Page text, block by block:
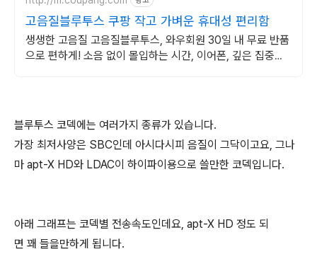
고음질블루투스 쿠팡 작고 가벼운 휴대성 편리함
생생한 고음질 고음질블루투스, 와우회원 30일 내 무료 반품
으로 편하게! 소음 없이 몰입하는 시간, 이어폰, 깊은 집중을
블루투스 코덱에는 여러가지 종류가 있습니다.
가장 최저사양은 SBC인데 아시다시피 음질이 그닥이고요, 그나
마 apt-X HD와 LDAC이 하이파이용으로 쓸만한 코덱입니다.
아래 그래프는 코덱별 전송속도인데요, apt-X HD 정도 되
면 꽤 들을만하게 됩니다.